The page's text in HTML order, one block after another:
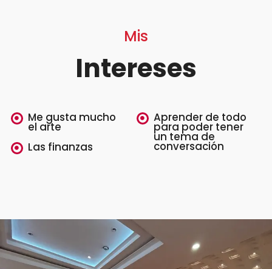
Mis
Intereses
Me gusta mucho
el arte
Las finanzas
Aprender de todo
para poder tener
un tema de
conversación